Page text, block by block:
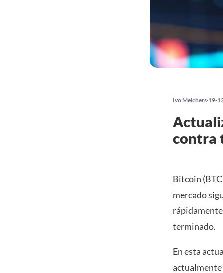
Ivo Melchers 19-
contra
Bitcoin
mercado
terminado.
En esta
actualmente